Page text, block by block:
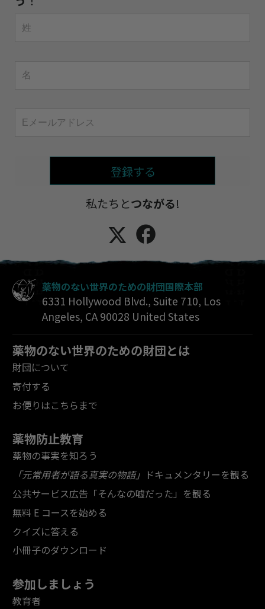
登録する
私たちとつながる!
薬物のない世界のための財団国際本部
6331 Hollywood Blvd., Suite 710, Los
Angeles, CA 90028 United States
薬物のない世界のための財団とは
財団について
寄付する
お便りはこちらまで
薬物防止教育
薬物の事実を知ろう
「元常用者が語る真実の物語」 ドキュメンタリーを観る
公共サービス広告「そんなの嘘だった」を観る
無料 E コースを始める
クイズに答える
小冊子のダウンロード
参加しましょう
教育者